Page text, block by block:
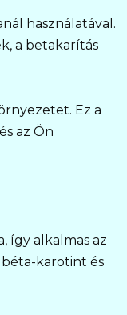
használatával.
a betakarítás
Ez a
az Ön
így alkalmas az
béta-karotint és